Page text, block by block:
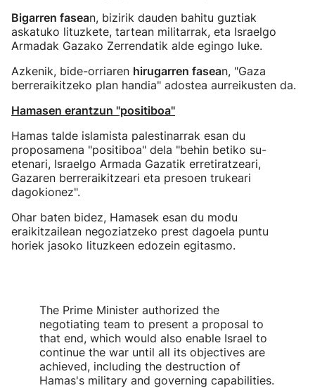
Bigarren fasean, bizirik dauden bahitu guztiak
askatuko lituzkete, tartean militarrak, eta Israelgo
Armadak Gazako Zerrendatik alde egingo luke.
Azkenik, bide-orriaren hirugarren fasean, "Gaza
berreraikitzeko plan handia" adostea aurreikusten da.
Hamasen erantzun "positiboa"
Hamas talde islamista palestinarrak esan du
proposamena "positiboa" dela "behin betiko su-
etenari, Israelgo Armada Gazatik erretiratzeari,
Gazaren berreraikitzeari eta presoen trukeari
dagokionez".
Ohar baten bidez, Hamasek esan du modu
eraikitzailean negoziatzeko prest dagoela puntu
horiek jasoko lituzkeen edozein egitasmo.
The Prime Minister authorized the
negotiating team to present a proposal to
that end, which would also enable Israel to
continue the war until all its objectives are
achieved, including the destruction of
Hamas's military and governing capabilities.